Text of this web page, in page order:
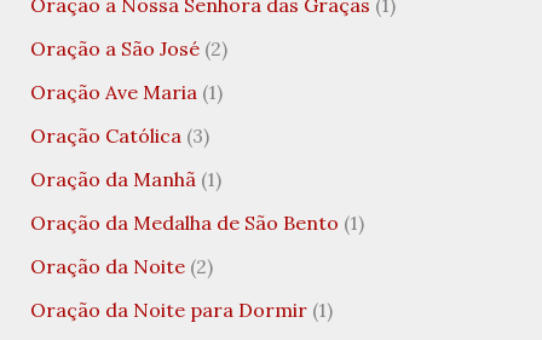
Oração a Nossa Senhora das Graças (1)
Oração a São José(2)
Oração Ave Maria(1)
Oração Católica(3)
Oração da Manhã(1)
Oração da Medalha de São Bento (1)
Oração da Noite(2)
Oração da Noite para Dormir(1)